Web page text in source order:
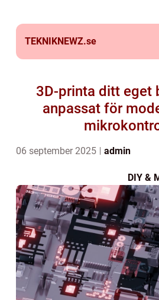
TEKNIKNEWZ.se
3D-printa ditt eget
anpassat för
06 september 2025 admin
DIY &